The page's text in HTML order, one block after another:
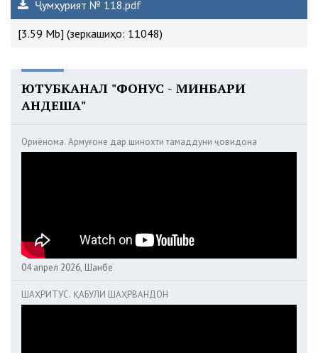
Ҷумҳурият № 118.pdf
[3.59 Mb] (зеркашиҳо: 11048)
ЮТУБКАНАЛ "ФОНУС - МИНБАРИ
АНДЕША"
Ориёнома. Армуғоне дар шинохти тамаддуни ҷовидона
04 апрел 2026, Шанбе
ШАҲРИТУС. ҚАБУЛИ ШАҲРВАНДОН